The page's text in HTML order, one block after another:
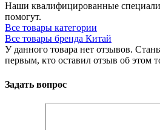
Наши квалифицированные
помогут.
Все товары категории
Все товары бренда Китай
У данного товара нет отзывов.
первым, кто оставил отзыв об этом
Задать вопрос